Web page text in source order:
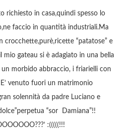
richiesto in casa,quindi spesso lo
faccio in quantità industriali.Ma
crocchette,purè,ricette “patatose” e
mio gateau si è adagiato in una bella
morbido abbraccio, i friarielli con
venuto fuori un matrimonio
solennità da padre Luciano e
“sor Damiana”!!
:(((((!!!